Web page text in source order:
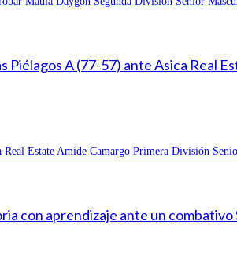
Piélagos A (77-57) ante Asica Real
Real Estate Amide Camargo Primera División
con aprendizaje ante un combativo